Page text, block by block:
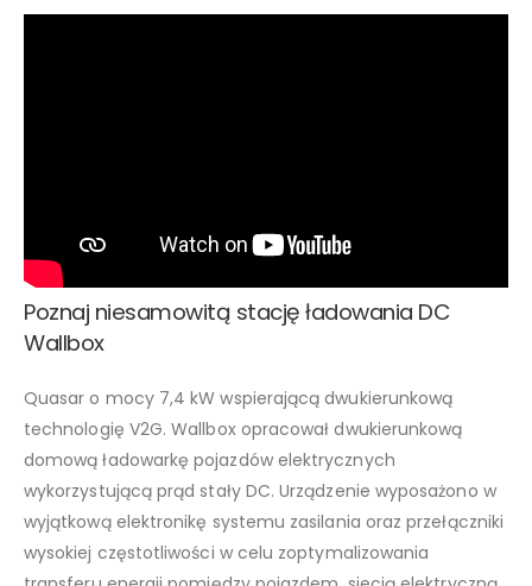
Poznaj niesamowitą stację ładowania DC
Wallbox
Quasar o mocy 7,4 kW wspierającą dwukierunkową
technologię V2G. Wallbox opracował dwukierunkową
domową ładowarkę pojazdów elektrycznych
wykorzystującą prąd stały DC. Urządzenie wyposażono w
wyjątkową elektronikę systemu zasilania oraz przełączniki
wysokiej częstotliwości w celu zoptymalizowania